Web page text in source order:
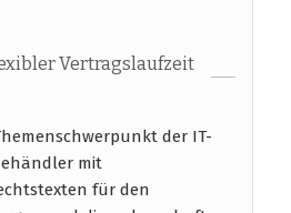
Vertragslaufzeit
der IT-
mit
für den